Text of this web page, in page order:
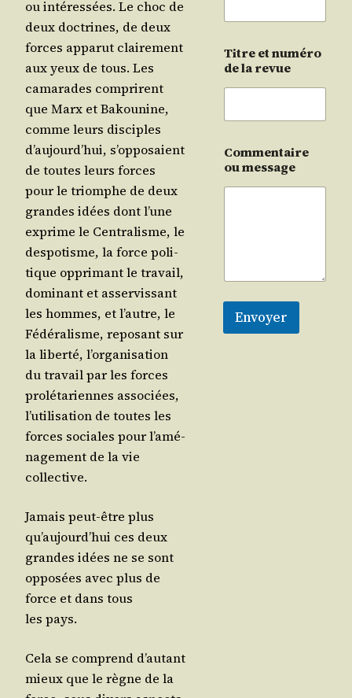
ou inté­res­sées. Le choc de
deux doc­trines, de deux
forces appa­rut clai­re­ment
aux yeux de tous. Les
cama­rades com­prirent
que Marx et Bakou­nine,
comme leurs dis­ciples
d’au­jourd’­hui, s’op­po­saient
de toutes leurs forces
pour le triomphe de deux
grandes idées dont l’une
exprime le Cen­tra­lisme, le
des­po­tisme, la force poli­
tique oppri­mant le tra­vail,
domi­nant et asser­vis­sant
les hommes, et l’autre, le
Fédé­ra­lisme, repo­sant sur
la liber­té, l’or­ga­ni­sa­tion
du tra­vail par les forces
pro­lé­ta­riennes asso­ciées,
l’u­ti­li­sa­tion de toutes les
forces sociales pour l’a­mé­
na­ge­ment de la vie
collective.
Jamais peut-être plus
qu’au­jourd’­hui ces deux
grandes idées ne se sont
oppo­sées avec plus de
force et dans tous
les pays.
Cela se com­prend d’au­tant
mieux que le règne de la
Titre et numéro
de la revue
Commentaire
ou message
Envoyer